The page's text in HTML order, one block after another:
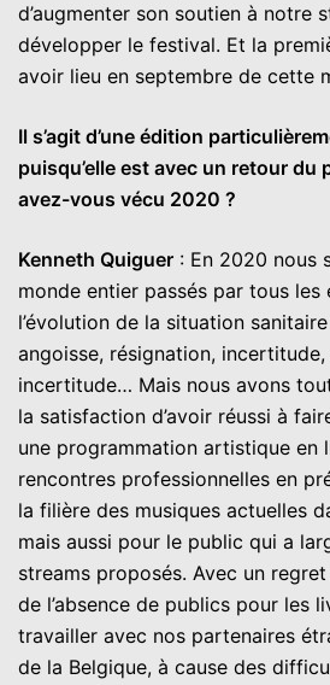
d’augmenter son soutien à notre
développer le festival. Et la
avoir lieu en septembre de cette
Il s’agit d’une édition
puisqu’elle est avec un retour du
avez-vous vécu 2020 ?
Kenneth Quiguer : En 2020 nous
monde entier passés par tous les
l’évolution de la situation
angoisse, résignation,
incertitude… Mais nous avons
la satisfaction d’avoir réussi à
une programmation artistique en
rencontres professionnelles en
la filière des musiques actuelles
mais aussi pour le public qui a
streams proposés. Avec un
de l’absence de publics pour les
travailler avec nos partenaires
de la Belgique, à cause des